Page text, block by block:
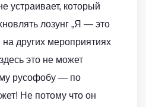
устраивает, который
лозунг „Я — это
других мероприятиях
это не может
русофобу — по
Не потому что он